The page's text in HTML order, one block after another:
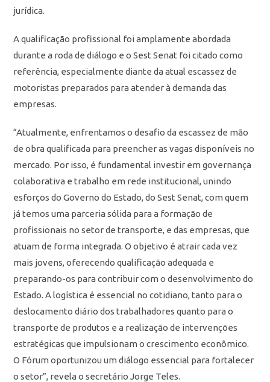
jurídica.
A qualificação profissional foi amplamente abordada
durante a roda de diálogo e o Sest Senat foi citado como
referência, especialmente diante da atual escassez de
motoristas preparados para atender à demanda das
empresas.
“Atualmente, enfrentamos o desafio da escassez de mão
de obra qualificada para preencher as vagas disponíveis no
mercado. Por isso, é fundamental investir em governança
colaborativa e trabalho em rede institucional, unindo
esforços do Governo do Estado, do Sest Senat, com quem
já temos uma parceria sólida para a formação de
profissionais no setor de transporte, e das empresas, que
atuam de forma integrada. O objetivo é atrair cada vez
mais jovens, oferecendo qualificação adequada e
preparando-os para contribuir com o desenvolvimento do
Estado. A logística é essencial no cotidiano, tanto para o
deslocamento diário dos trabalhadores quanto para o
transporte de produtos e a realização de intervenções
estratégicas que impulsionam o crescimento econômico.
O Fórum oportunizou um diálogo essencial para fortalecer
o setor”, revela o secretário Jorge Teles.